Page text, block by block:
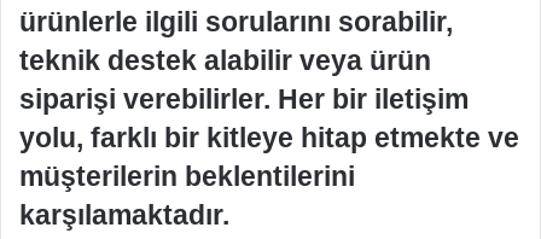
ürünlerle ilgili sorularını sorabilir,
teknik destek alabilir veya ürün
siparişi verebilirler. Her bir iletişim
yolu, farklı bir kitleye hitap etmekte ve
müşterilerin beklentilerini
karşılamaktadır.